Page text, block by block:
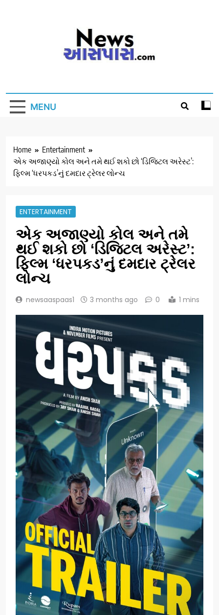
MENU
Home
Entertainment
એક અજાણ્યો કોલ અને તમે થઈ શકો છો ‘ડિજિટલ અરેસ્ટ’:
ફિલ્મ ‘ધરપકડ’નું દમદાર ટ્રેલર લોન્ચ
ENTERTAINMENT
એક અજાણ્યો કોલ અને તમે
થઈ શકો છો ‘ડિજિટલ અરેસ્ટ’:
ફિલ્મ ‘ધરપકડ’નું દમદાર ટ્રેલર
લોન્ચ
newsaaspaas1 3 months ago 0 1 mins